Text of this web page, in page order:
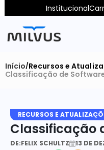
Institucional
Início/Recursos e
Classificação de
RECURSOS E
Classificação
DE:FELIX SCHULTZ 13 DE